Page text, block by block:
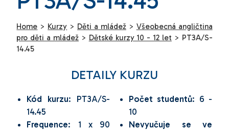
Home > Kurzy > Děti a mládež > Všeobecná angličtina
pro děti a mládež > Dětské kurzy 10 - 12 let > PT3A/S-
14.45
DETAILY KURZU
Kód kurzu: PT3A/S-
14.45
Frequence: 1 x 90
Počet studentů: 6 -
10
Nevyučuje se ve